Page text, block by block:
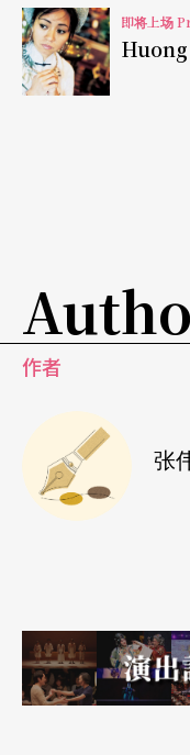
奏鸣曲》，该作品
台上演奏者与台下
盛宴。
即将上场
Huong
作者
张